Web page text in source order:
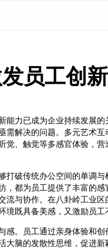
员工创
能力已成为企业持续发展
需解决的问题。多元艺术
觉、触觉等多感官体验，
打破传统办公空间的单调
，都为员工提供了丰富的
流与协作。在八卦岭工业
境既具备美感，又激励员工
感。员工通过亲身体验和
大脑的发散性思维，促进